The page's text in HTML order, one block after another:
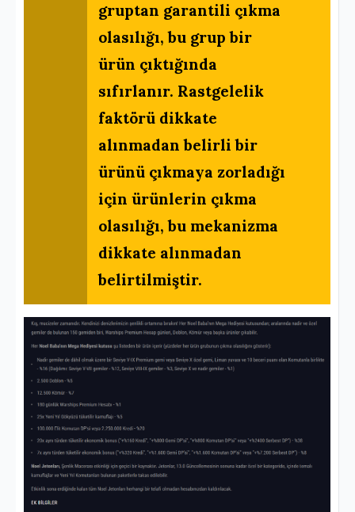
gruptan garantili çıkma
olasılığı, bu grup bir
ürün çıktığında
sıfırlanır. Rastgelelik
faktörü dikkate
alınmadan belirli bir
ürünü çıkmaya zorladığı
için ürünlerin çıkma
olasılığı, bu mekanizma
dikkate alınmadan
belirtilmiştir.